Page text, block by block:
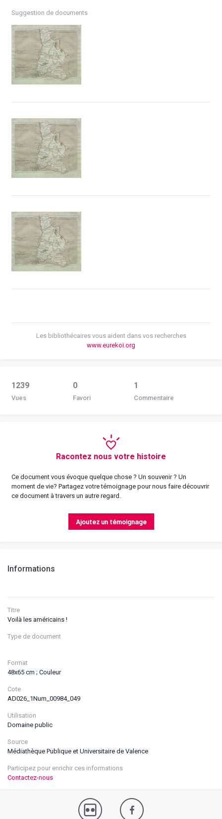
Informations
Titre
Voilà les américains !
Type de document
Format
48x65 cm ; Couleur
Cote
AD026_1Num_00984_049
Utilisation
Domaine public
Source
Médiathèque Publique et Universitaire de Valence
Participez pour enrichir ces informations
Contactez-nous
Suggestion de documents
Les bibliothécaires vous aident dans vos recherches
www.eurekoi.org
1239
Vues
0
Favori
1
Commentaire
Racontez nous votre histoire
Ce document vous évoque quelque chose ? Un souvenir ? Un
moment de vie? Partagez votre témoignage pour nous faire découvrir
ce document à travers un autre regard.
Ajoutez un témoignage